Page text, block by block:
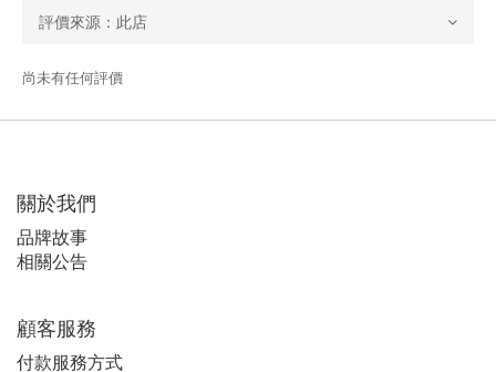
尚未有任何評價
關於我們
品牌故事
相關公告
顧客服務
付款服務方式